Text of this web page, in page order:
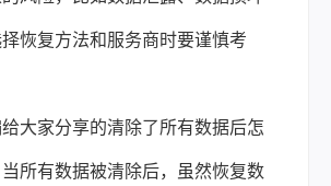
恢复方法和服务商时要谨慎考
大家分享的清除了所有数据后怎
所有数据被清除后，虽然恢复数